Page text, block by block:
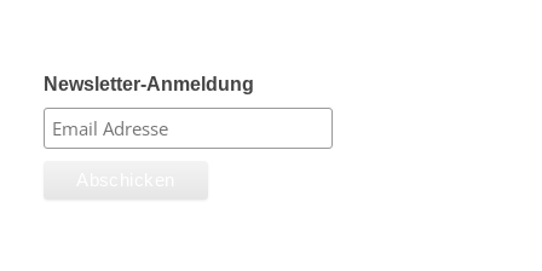
Newsletter-Anmeldung